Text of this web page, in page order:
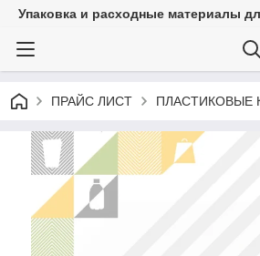
Упаковка и расходные материалы
ПРАЙС ЛИСТ ПЛАСТИКОВЫЕ